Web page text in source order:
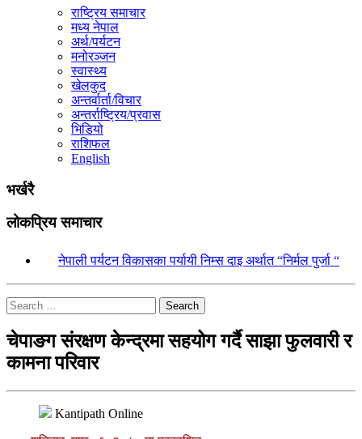
राष्ट्रिय समाचार
मध्य नेपाल
अर्थ/पर्यटन
मनोरञ्जन
स्वास्थ्य
खेलकुद
अन्तर्वार्ता/विचार
अन्तर्राष्ट्रिय/प्रवास
भिडियो
राशिफल
English
भर्खरै
लोकप्रिय समाचार
नेपाली पर्यटन विकासका पर्यायी निम्स दाइ अर्थात “निर्मल पुर्जा “
Search
चेपाङग संरक्षण केन्द्रमा सहयोग गर्दै साझा फुलवारी र
कामना परिवार
Kantipath Online